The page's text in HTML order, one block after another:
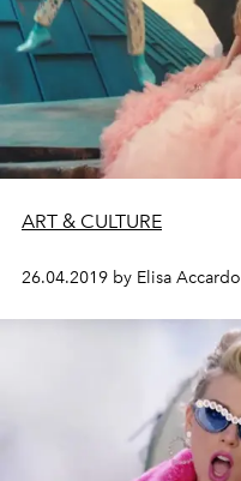
ART & CULTURE
26.04.2019 by Elisa Accardo